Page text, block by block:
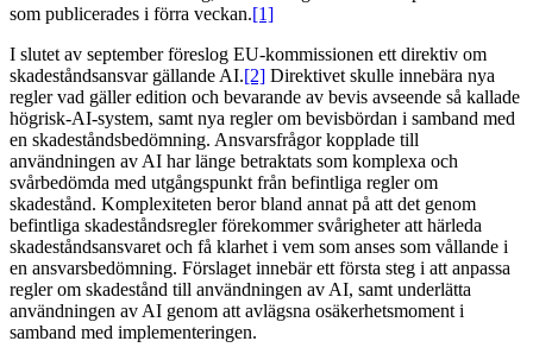
som publicerades i förra veckan.[1]
I slutet av september föreslog EU-kommissionen ett direktiv om
skadeståndsansvar gällande AI.[2] Direktivet skulle innebära nya
regler vad gäller edition och bevarande av bevis avseende så kallade
högrisk-AI-system, samt nya regler om bevisbördan i samband med
en skadeståndsbedömning. Ansvarsfrågor kopplade till
användningen av AI har länge betraktats som komplexa och
svårbedömda med utgångspunkt från befintliga regler om
skadestånd. Komplexiteten beror bland annat på att det genom
befintliga skadeståndsregler förekommer svårigheter att härleda
skadeståndsansvaret och få klarhet i vem som anses som vållande i
en ansvarsbedömning. Förslaget innebär ett första steg i att anpassa
regler om skadestånd till användningen av AI, samt underlätta
användningen av AI genom att avlägsna osäkerhetsmoment i
samband med implementeringen.